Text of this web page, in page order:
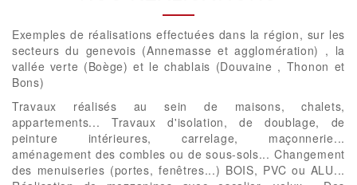
Exemples de réalisations effectuées dans la région, sur les
secteurs du genevois (Annemasse et agglomération) , la
vallée verte (Boège) et le chablais (Douvaine , Thonon et
Bons)
Travaux réalisés au sein de maisons, chalets,
appartements... Travaux d'isolation, de doublage, de
peinture intérieures, carrelage, maçonnerie...
aménagement des combles ou de sous-sols... Changement
des menuiseries (portes, fenêtres...) BOIS, PVC ou ALU...